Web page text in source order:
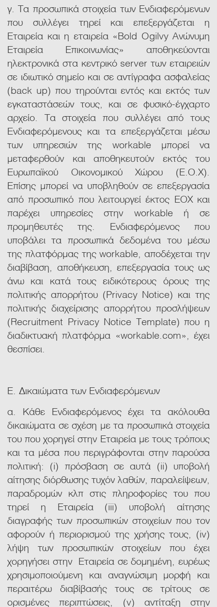
γ. Τα προσωπικά στοιχεία των Ενδιαφερόμενων
που συλλέγει τηρεί και επεξεργάζεται η
Εταιρεία και η εταιρεία «Bold Ogilvy Ανώνυμη
Εταιρεία Επικοινωνίας» αποθηκεύονται
ηλεκτρονικά στα κεντρικό server των εταιρειών
σε ιδιωτικό σημείο και σε αντίγραφα ασφαλείας
(back up) που τηρούνται εντός και εκτός των
εγκαταστάσεών τους, και σε φυσικό-έγχαρτο
αρχείο. Τα στοιχεία που συλλέγει από τους
Ενδιαφερόμενους και τα επεξεργάζεται μέσω
των υπηρεσιών της workable μπορεί να
μεταφερθούν και αποθηκευτούν εκτός του
Ευρωπαϊκού Οικονομικού Χώρου (Ε.Ο.Χ).
Επίσης μπορεί να υποβληθούν σε επεξεργασία
από προσωπικό που λειτουργεί έκτος ΕΟΧ και
παρέχει υπηρεσίες στην workable ή σε
προμηθευτές της. Ενδιαφερόμενος που
υποβάλει τα προσωπικά δεδομένα του μέσω
της πλατφόρμας της workable, αποδέχεται την
διαβίβαση, αποθήκευση, επεξεργασία τους ως
άνω και κατά τους ειδικότερους όρους της
πολιτικής απορρήτου (Privacy Notice) και της
πολιτικής διαχείρισης απορρήτου προσλήψεων
(Recruitment Privacy Notice Template) που η
διαδικτυακή πλατφόρμα «workable.com», έχει
θεσπίσει.
Ε. Δικαιώματα των Ενδιαφερόμενων
α. Κάθε Ενδιαφερόμενος έχει τα ακόλουθα
δικαιώματα σε σχέση με τα προσωπικά στοιχεία
του που χορηγεί στην Εταιρεία με τους τρόπους
και τα μέσα που περιγράφονται στην παρούσα
πολιτική: (i) πρόσβαση σε αυτά (ii) υποβολή
αίτησης διόρθωσης τυχόν λαθών, παραλείψεων,
παραδρομών κλπ στις πληροφορίες του που
τηρεί η Εταιρεία (iii) υποβολή αίτησης
διαγραφής των προσωπικών στοιχείων που τον
αφορούν ή περιορισμού της χρήσης τους, (iv)
λήψη των προσωπικών στοιχείων που έχει
χορηγήσει στην Εταιρεία σε δομημένη, ευρέως
χρησιμοποιούμενη και αναγνώσιμη μορφή και
περαιτέρω διαβίβασής τους σε τρίτους σε
ορισμένες περιπτώσεις, (v) αντίταξη στην